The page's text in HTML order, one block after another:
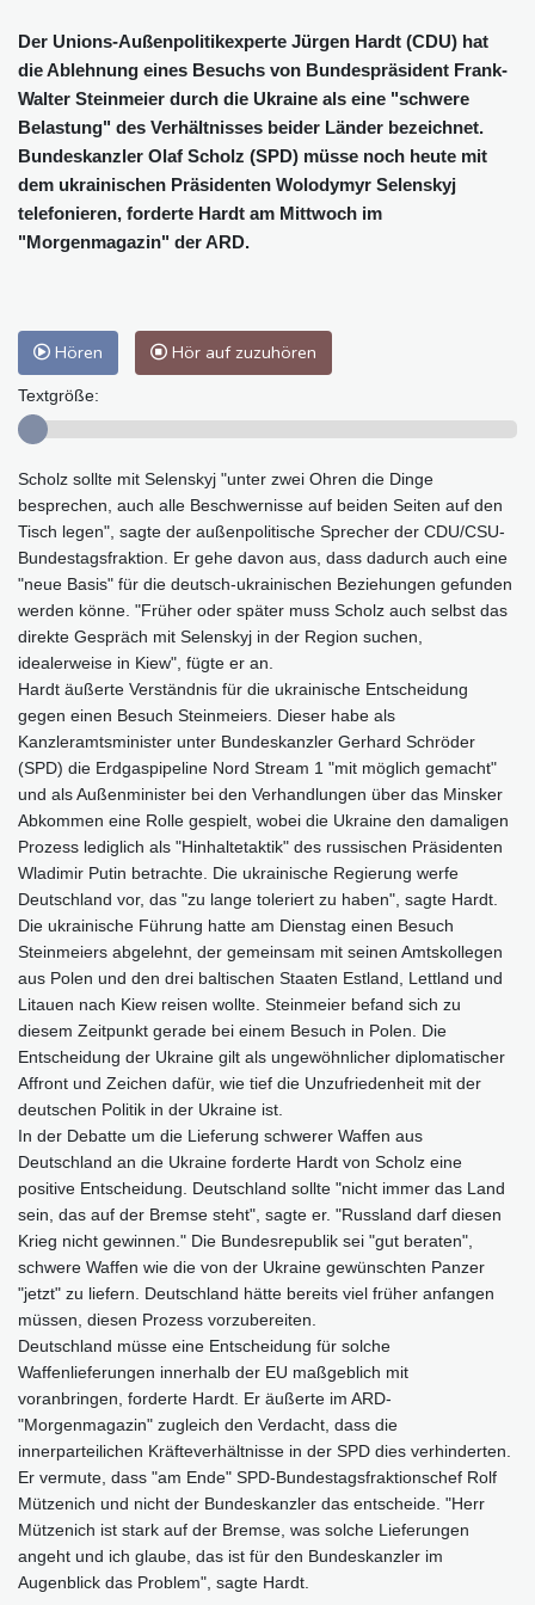
Der Unions-Außenpolitikexperte Jürgen Hardt (CDU) hat
die Ablehnung eines Besuchs von Bundespräsident Frank-
Walter Steinmeier durch die Ukraine als eine "schwere
Belastung" des Verhältnisses beider Länder bezeichnet.
Bundeskanzler Olaf Scholz (SPD) müsse noch heute mit
dem ukrainischen Präsidenten Wolodymyr Selenskyj
telefonieren, forderte Hardt am Mittwoch im
"Morgenmagazin" der ARD.
Hören Hör auf zuzuhören
Textgröße:
Scholz sollte mit Selenskyj "unter zwei Ohren die Dinge
besprechen, auch alle Beschwernisse auf beiden Seiten auf den
Tisch legen", sagte der außenpolitische Sprecher der CDU/CSU-
Bundestagsfraktion. Er gehe davon aus, dass dadurch auch eine
"neue Basis" für die deutsch-ukrainischen Beziehungen gefunden
werden könne. "Früher oder später muss Scholz auch selbst das
direkte Gespräch mit Selenskyj in der Region suchen,
idealerweise in Kiew", fügte er an.
Hardt äußerte Verständnis für die ukrainische Entscheidung
gegen einen Besuch Steinmeiers. Dieser habe als
Kanzleramtsminister unter Bundeskanzler Gerhard Schröder
(SPD) die Erdgaspipeline Nord Stream 1 "mit möglich gemacht"
und als Außenminister bei den Verhandlungen über das Minsker
Abkommen eine Rolle gespielt, wobei die Ukraine den damaligen
Prozess lediglich als "Hinhaltetaktik" des russischen Präsidenten
Wladimir Putin betrachte. Die ukrainische Regierung werfe
Deutschland vor, das "zu lange toleriert zu haben", sagte Hardt.
Die ukrainische Führung hatte am Dienstag einen Besuch
Steinmeiers abgelehnt, der gemeinsam mit seinen Amtskollegen
aus Polen und den drei baltischen Staaten Estland, Lettland und
Litauen nach Kiew reisen wollte. Steinmeier befand sich zu
diesem Zeitpunkt gerade bei einem Besuch in Polen. Die
Entscheidung der Ukraine gilt als ungewöhnlicher diplomatischer
Affront und Zeichen dafür, wie tief die Unzufriedenheit mit der
deutschen Politik in der Ukraine ist.
In der Debatte um die Lieferung schwerer Waffen aus
Deutschland an die Ukraine forderte Hardt von Scholz eine
positive Entscheidung. Deutschland sollte "nicht immer das Land
sein, das auf der Bremse steht", sagte er. "Russland darf diesen
Krieg nicht gewinnen." Die Bundesrepublik sei "gut beraten",
schwere Waffen wie die von der Ukraine gewünschten Panzer
"jetzt" zu liefern. Deutschland hätte bereits viel früher anfangen
müssen, diesen Prozess vorzubereiten.
Deutschland müsse eine Entscheidung für solche
Waffenlieferungen innerhalb der EU maßgeblich mit
voranbringen, forderte Hardt. Er äußerte im ARD-
"Morgenmagazin" zugleich den Verdacht, dass die
innerparteilichen Kräfteverhältnisse in der SPD dies verhinderten.
Er vermute, dass "am Ende" SPD-Bundestagsfraktionschef Rolf
Mützenich und nicht der Bundeskanzler das entscheide. "Herr
Mützenich ist stark auf der Bremse, was solche Lieferungen
angeht und ich glaube, das ist für den Bundeskanzler im
Augenblick das Problem", sagte Hardt.